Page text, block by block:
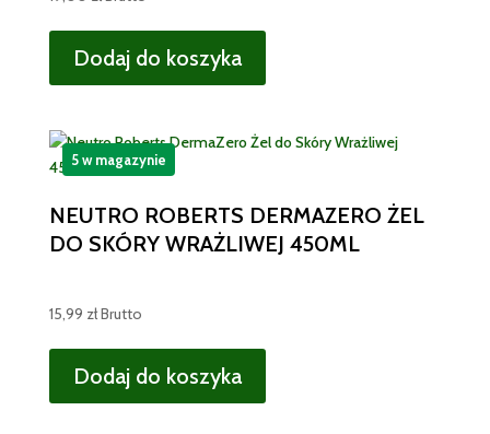
Dodaj do koszyka
NEUTRO ROBERTS DERMAZERO ŻEL
DO SKÓRY WRAŻLIWEJ 450ML
15,99 złBrutto
Dodaj do koszyka
5 w magazynie